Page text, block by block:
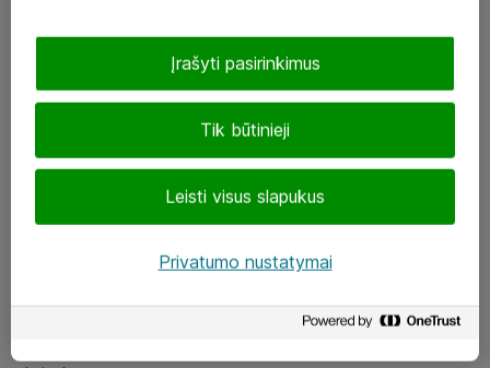
LinkedIn
Tik būtinieji
Leisti visus slapukus
Įrašyti pasirinkimus
Privatumo nustatymai